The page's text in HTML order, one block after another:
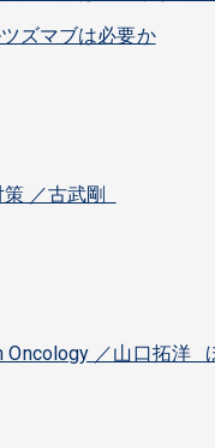
ズマブは必要か
／古武剛
Oncology ／山口拓洋